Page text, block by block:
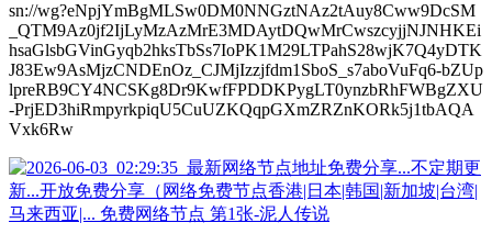
sn://wg?eNpjYmBgMLSw0DM0NNGztNAz2tAuy8Cww9DcSM
_QTM9Az0jf2IjLyMzAzMrE3MDAytDQwMrCwszcyjjNJNHKEi
hsaGlsbGVinGyqb2hksTbSs7IoPK1M29LTPahS28wjK7Q4yDTK
J83Ew9AsMjzCNDEnOz_CJMjIzzjfdm1SboS_s7aboVuFq6-bZUp
lpreRB9CY4NCSKg8Dr9KwfFPDDKPygLT0ynzbRhFWBgZXU
-PrjED3hiRmpyrkpiqU5CuUZKQqpGXmZRZnKORk5j1tbAQA
Vxk6Rw